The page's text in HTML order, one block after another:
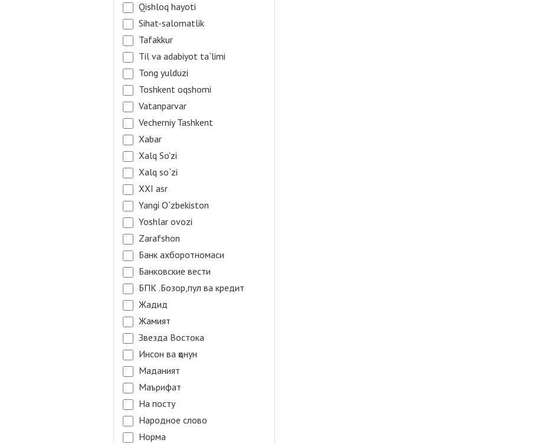
Qishloq hayoti
Sihat-salomatlik
Tafakkur
Til va adabiyot ta`limi
Tong yulduzi
Toshkent oqshomi
Vatanparvar
Vecherniy Tashkent
Xabar
Xalq So'zi
Xalq so`zi
XXI asr
Yangi O`zbekiston
Yoshlar ovozi
Zarafshon
Банк ахборотномаси
Банковские вести
БПК .Бозор,пул ва кредит
Жадид
Жамият
Звезда Востока
Инсон ва қонун
Маданият
Маърифат
На посту
Народное слово
Норма